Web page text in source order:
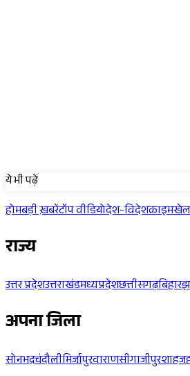
ये भी पढ़ें
होमबड़ी ख़बरेंटॉप वीडियोदेश-विदेशक्राइम
राज्य
उत्तर प्रदेशउत्तराखंडमध्यप्रदेशछत्तीसगढ़बिहार
अपना जिला
सोनभद्रचंदौलीमिर्जापुरवाराणसीगाजीपुर